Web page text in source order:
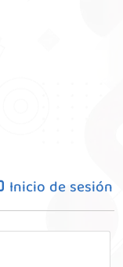
Inicio de sesión